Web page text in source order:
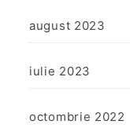
august 2023
iulie 2023
octombrie 2022